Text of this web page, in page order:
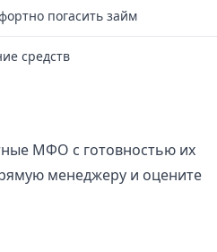
погасить займ
средств
МФО с готовностью их
менеджеру и оцените